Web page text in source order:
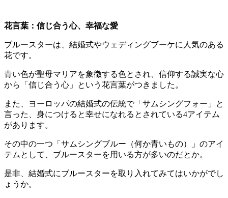
花言葉：信じ合う心、幸福な愛
ブルースターは、結婚式やウェディングブーケに人気のある
花です。
青い色が聖母マリアを象徴する色とされ、信仰する誠実な心
から「信じ合う心」という花言葉がつきました。
また、ヨーロッパの結婚式の伝統で「サムシングフォー」と
言った、身につけると幸せになれるとされている4アイテム
があります。
その中の一つ「サムシングブルー（何か青いもの）」のアイ
テムとして、ブルースターを用いる方が多いのだとか。
是非、結婚式にブルースターを取り入れてみてはいかがでし
ょうか。